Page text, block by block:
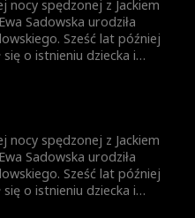
synowi – zyskała szacunek
życie.
nocy spędzonej z Jackiem
Sadowska urodziła
Sześć lat później
się o istnieniu dziecka i
nimi zaczęło kiełkować
oficjalnie uznany przez
synowi – zyskała szacunek
życie.
nocy spędzonej z Jackiem
Sadowska urodziła
Sześć lat później
się o istnieniu dziecka i